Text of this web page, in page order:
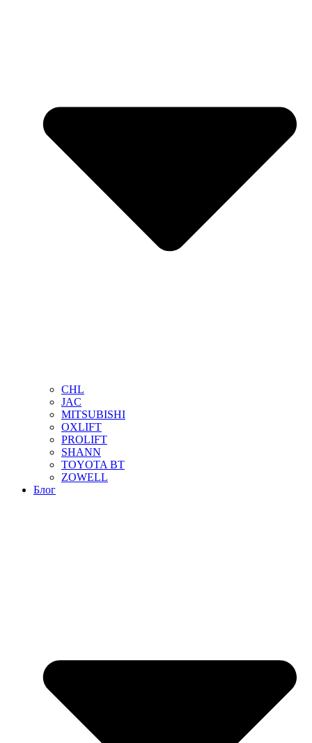
CHL
JAC
MITSUBISHI
OXLIFT
PROLIFT
SHANN
TOYOTA BT
ZOWELL
Блог